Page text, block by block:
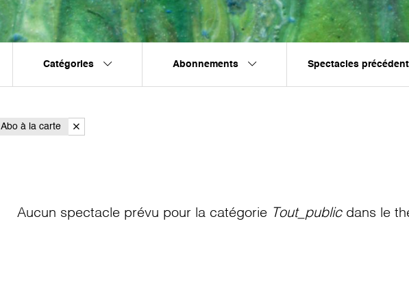
Catégories Abonnements Spectacles
Abo à la carte
Aucun spectacle prévu pour la catégorie Tout_publicdans le